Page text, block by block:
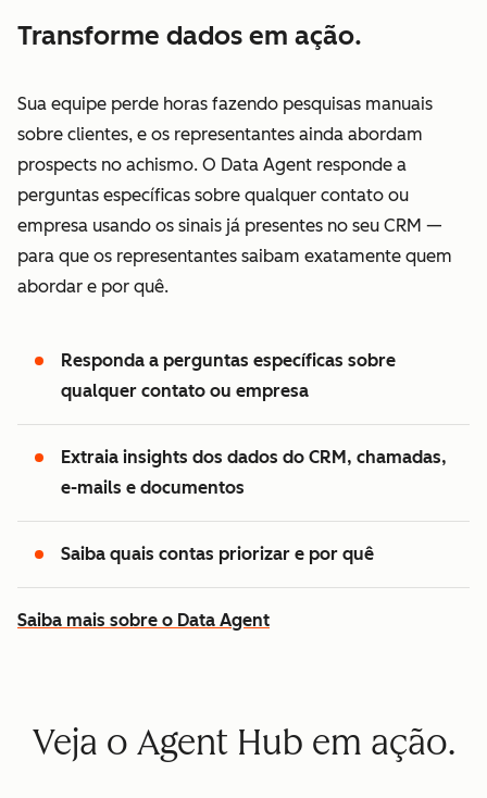
Transforme dados em ação.
Sua equipe perde horas fazendo pesquisas manuais
sobre clientes, e os representantes ainda abordam
prospects no achismo. O Data Agent responde a
perguntas específicas sobre qualquer contato ou
empresa usando os sinais já presentes no seu CRM —
para que os representantes saibam exatamente quem
abordar e por quê.
Responda a perguntas específicas sobre
qualquer contato ou empresa
Extraia insights dos dados do CRM, chamadas,
e-mails e documentos
Saiba quais contas priorizar e por quê
Saiba mais sobre o Data Agent
Veja o Agent Hub em ação.